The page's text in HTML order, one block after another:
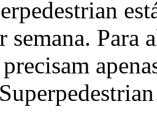
semana. Para